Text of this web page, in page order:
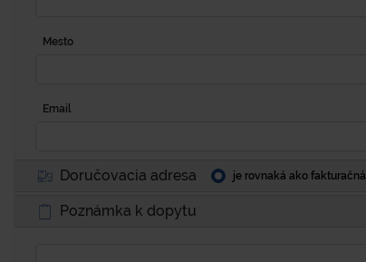
Mesto
Email
Doručovacia adresa je rovnaká ako fakturačná
Poznámka k dopytu